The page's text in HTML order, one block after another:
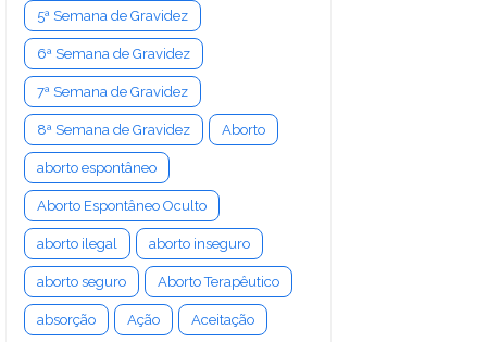
5ª Semana de Gravidez
6ª Semana de Gravidez
7ª Semana de Gravidez
8ª Semana de Gravidez Aborto
aborto espontâneo
Aborto Espontâneo Oculto
aborto ilegal aborto inseguro
aborto seguro Aborto Terapêutico
absorção Ação Aceitação